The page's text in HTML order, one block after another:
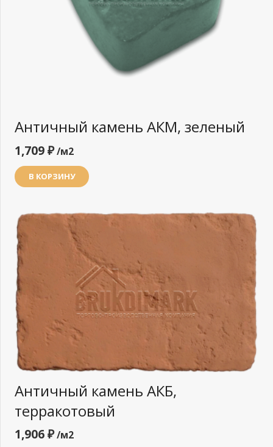
Античный камень АКМ, зеленый
1,709₽/м2
В КОРЗИНУ
Античный камень АКБ,
терракотовый
1,906₽/м2